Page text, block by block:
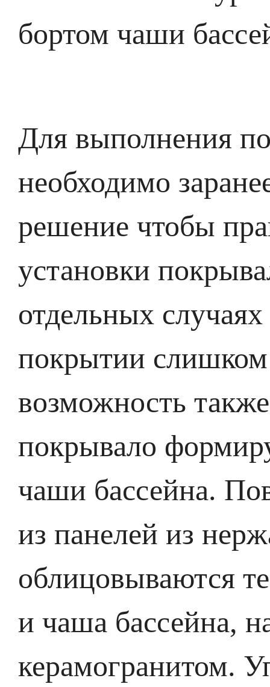
бортом чаши
Для выполнения
необходимо
решение чтобы
установки
отдельных
покрытии слишком
возможность
покрывало
чаши бассейна.
из панелей из
облицовываются
и чаша бассейна,
керамогранитом.